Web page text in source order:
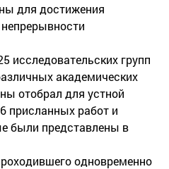
для достижения
исследовательских групп
академических
отобрал для устной
присланных работ и
были представлены в
одновременно